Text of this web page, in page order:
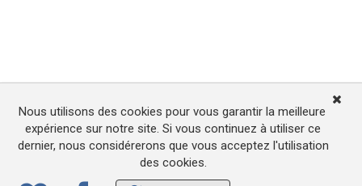
Nous utilisons des cookies pour vous garantir la meilleure
expérience sur notre site. Si vous continuez à utiliser ce
dernier, nous considérerons que vous acceptez l'utilisation
des cookies.